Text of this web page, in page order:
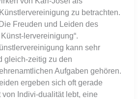
zu betrachten.
Freuden und Leiden des
lervereinigung“.
kann sehr
gleich-zeitig zu den
Aufgaben gehören.
ergeben sich oft gerade
Indivi-dualität lebt, eine